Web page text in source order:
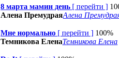
8 марта мамин день [ перейти ]
Алена ПремудраяАлена
Мне нормально [ перейти ] 100%
Темникова ЕленаТемникова Елена